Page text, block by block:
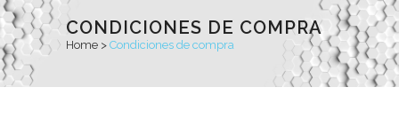
CONDICIONES DE COMPRA
Home > Condiciones de compra